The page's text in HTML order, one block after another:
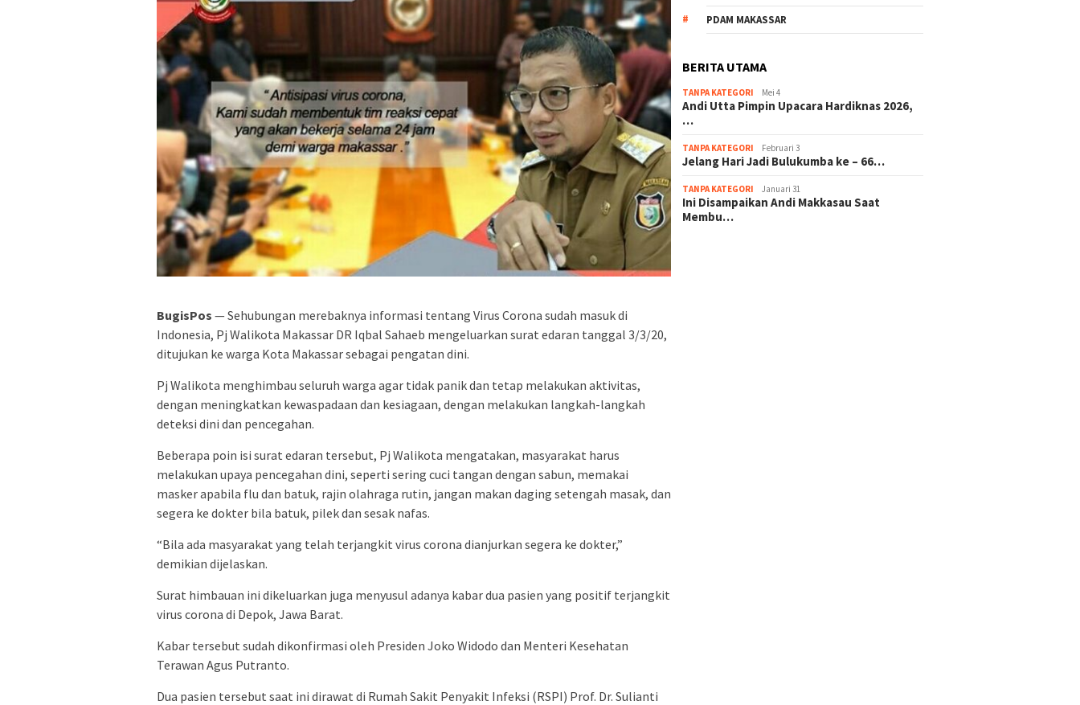
BugisPos — Sehubungan merebaknya informasi tentang Virus Corona sudah masuk di
Indonesia, Pj Walikota Makassar DR Iqbal Sahaeb mengeluarkan surat edaran tanggal 3/3/20,
ditujukan ke warga Kota Makassar sebagai pengatan dini.
Pj Walikota menghimbau seluruh warga agar tidak panik dan tetap melakukan aktivitas,
dengan meningkatkan kewaspadaan dan kesiagaan, dengan melakukan langkah-langkah
deteksi dini dan pencegahan.
Beberapa poin isi surat edaran tersebut, Pj Walikota mengatakan, masyarakat harus
melakukan upaya pencegahan dini, seperti sering cuci tangan dengan sabun, memakai
masker apabila flu dan batuk, rajin olahraga rutin, jangan makan daging setengah masak, dan
segera ke dokter bila batuk, pilek dan sesak nafas.
“Bila ada masyarakat yang telah terjangkit virus corona dianjurkan segera ke dokter,”
demikian dijelaskan.
Surat himbauan ini dikeluarkan juga menyusul adanya kabar dua pasien yang positif terjangkit
virus corona di Depok, Jawa Barat.
Kabar tersebut sudah dikonfirmasi oleh Presiden Joko Widodo dan Menteri Kesehatan
Terawan Agus Putranto.
Dua pasien tersebut saat ini dirawat di Rumah Sakit Penyakit Infeksi (RSPI) Prof. Dr. Sulianti
PDAM MAKASSAR
BERITA UTAMA
TANPA KATEGORI Mei 4
Andi Utta Pimpin Upacara Hardiknas 2026,
…
TANPA KATEGORI Februari 3
Jelang Hari Jadi Bulukumba ke – 66…
TANPA KATEGORI Januari 31
Ini Disampaikan Andi Makkasau Saat
Membu…